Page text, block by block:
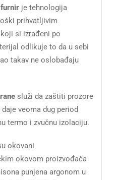
je tehnologija
prihvatljivim
si izrađeni po
odlikuje to da u sebi
takav ne oslobađaju
služi da zaštiti prozore
veoma dug period
termo i zvučnu izolaciju.
okovani
okovom proizvođača
punjena argonom u